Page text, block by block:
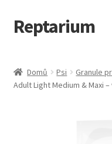
Přeskočit
na
Přejít
k
webu
Reptarium
Košík
Domů Psi Granule
Adult Light Medium & Maxi